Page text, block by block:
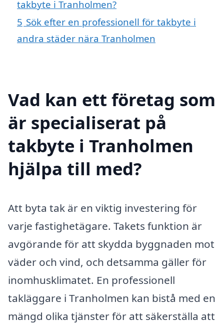
takbyte i Tranholmen?
5 Sök efter en professionell för takbyte i
andra städer nära Tranholmen
Vad kan ett företag som
är specialiserat på
takbyte i Tranholmen
hjälpa till med?
Att byta tak är en viktig investering för
varje fastighetägare. Takets funktion är
avgörande för att skydda byggnaden mot
väder och vind, och detsamma gäller för
inomhusklimatet. En professionell
takläggare i Tranholmen kan bistå med en
mängd olika tjänster för att säkerställa att